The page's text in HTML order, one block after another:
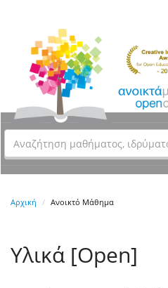
Αρχική Ανοικτό Μάθημα
Υλικά [Open]